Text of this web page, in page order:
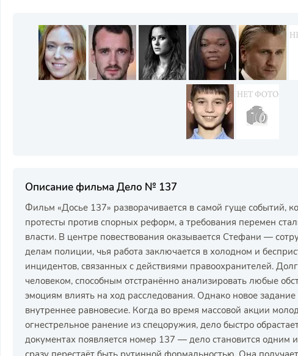
Описание фильма Дело № 137
Фильм «Досье 137» разворачивается в самой гуще событий,
протесты против спорных реформ, а требования перемен
власти. В центре повествования оказывается Стефани —
делам полиции, чья работа заключается в холодном и
инцидентов, связанных с действиями правоохранителей.
человеком, способным отстранённо анализировать любые
эмоциям влиять на ход расследования. Однако новое задание
внутреннее равновесие. Когда во время массовой акции
огнестрельное ранение из спецоружия, дело быстро
документах появляется номер 137 — дело становится одним